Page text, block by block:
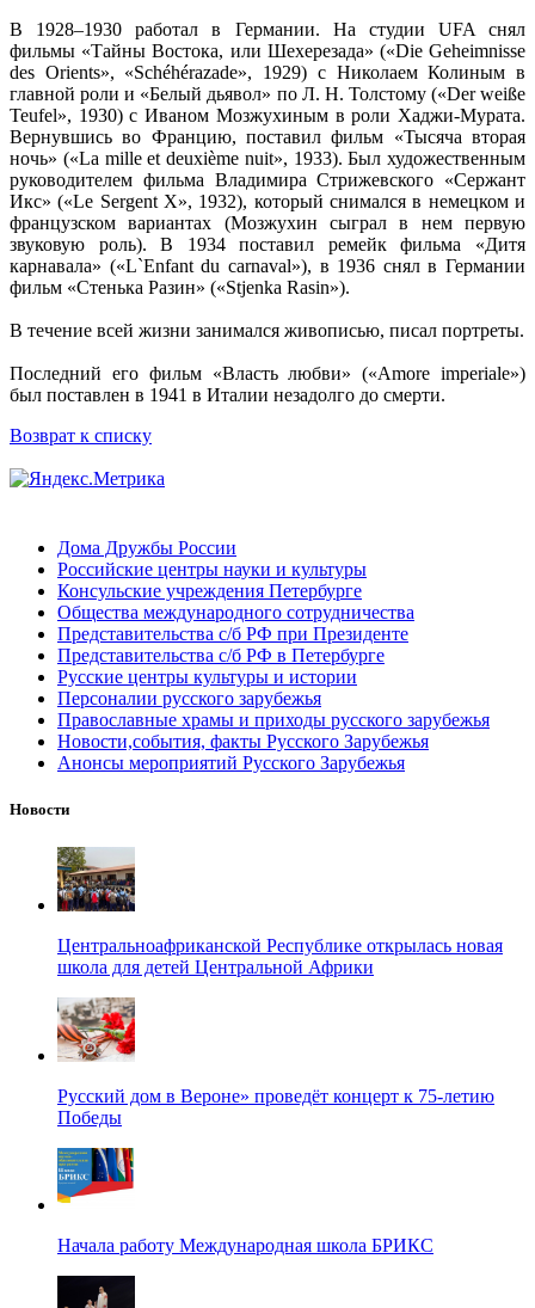
В 1928–1930 работал в Германии. На студии UFA снял
фильмы «Тайны Востока, или Шехерезада» («Die Geheimnisse
des Orients», «Schéhérazade», 1929) с Николаем Колиным в
главной роли и «Белый дьявол» по Л. Н. Толстому («Der weiße
Teufel», 1930) c Иваном Мозжухиным в роли Хаджи-Мурата.
Вернувшись во Францию, поставил фильм «Тысяча вторая
ночь» («La mille et deuxième nuit», 1933). Был художественным
руководителем фильма Владимира Стрижевского «Сержант
Икс» («Le Sergent X», 1932), который снимался в немецком и
французском вариантах (Мозжухин сыграл в нем первую
звуковую роль). В 1934 поставил ремейк фильма «Дитя
карнавала» («L`Enfant du carnaval»), в 1936 снял в Германии
фильм «Стенька Разин» («Stjenka Rasin»).
В течение всей жизни занимался живописью, писал портреты.
Последний его фильм «Власть любви» («Amore imperiale»)
был поставлен в 1941 в Италии незадолго до смерти.
Возврат к списку
Дома Дружбы России
Российские центры науки и культуры
Консульские учреждения Петербурге
Общества международного сотрудничества
Представительства с/б РФ при Президенте
Представительства с/б РФ в Петербурге
Русские центры культуры и истории
Персоналии русского зарубежья
Православные храмы и приходы русского зарубежья
Новости,события, факты Русского Зарубежья
Анонсы мероприятий Русского Зарубежья
Новости
Центральноафриканской Республике открылась новая
школа для детей Центральной Африки
Русский дом в Вероне» проведёт концерт к 75-летию
Победы
Начала работу Международная школа БРИКС